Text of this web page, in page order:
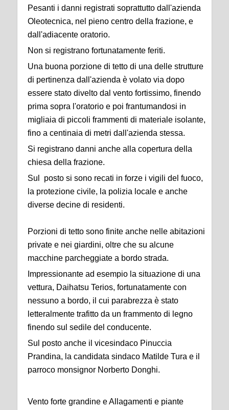
Pesanti i danni registrati soprattutto dall'azienda
Oleotecnica, nel pieno centro della frazione, e
dall'adiacente oratorio.
Non si registrano fortunatamente feriti.
Una buona porzione di tetto di una delle strutture
di pertinenza dall'azienda è volato via dopo
essere stato divelto dal vento fortissimo, finendo
prima sopra l'oratorio e poi frantumandosi in
migliaia di piccoli frammenti di materiale isolante,
fino a centinaia di metri dall'azienda stessa.
Si registrano danni anche alla copertura della
chiesa della frazione.
Sul posto si sono recati in forze i vigili del fuoco,
la protezione civile, la polizia locale e anche
diverse decine di residenti.
Porzioni di tetto sono finite anche nelle abitazioni
private e nei giardini, oltre che su alcune
macchine parcheggiate a bordo strada.
Impressionante ad esempio la situazione di una
vettura, Daihatsu Terios, fortunatamente con
nessuno a bordo, il cui parabrezza è stato
letteralmente trafitto da un frammento di legno
finendo sul sedile del conducente.
Sul posto anche il vicesindaco Pinuccia
Prandina, la candidata sindaco Matilde Tura e il
parroco monsignor Norberto Donghi.
Vento forte grandine e Allagamenti e piante